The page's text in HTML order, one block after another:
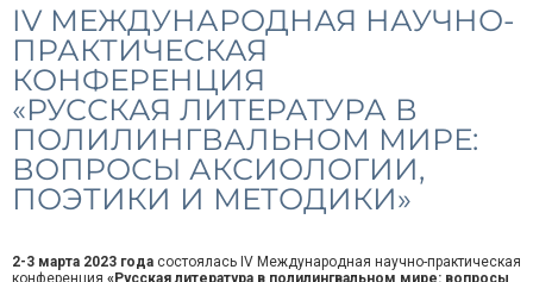
IV МЕЖДУНАРОДНАЯ НАУЧНО-
ПРАКТИЧЕСКАЯ
КОНФЕРЕНЦИЯ
«РУССКАЯ ЛИТЕРАТУРА В
ПОЛИЛИНГВАЛЬНОМ МИРЕ:
ВОПРОСЫ АКСИОЛОГИИ,
ПОЭТИКИ И МЕТОДИКИ»
2-3 марта 2023 года состоялась IV Международная научно-практическая
конференция «Русская литература в полилингвальном мире: вопросы